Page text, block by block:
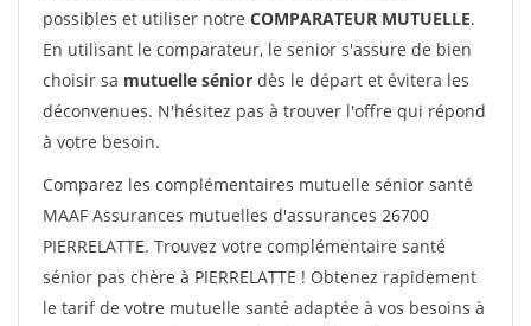
possibles et utiliser notre COMPARATEUR MUTUELLE.
En utilisant le comparateur, le senior s'assure de bien
choisir sa mutuelle sénior dès le départ et évitera les
déconvenues. N'hésitez pas à trouver l'offre qui répond
à votre besoin.
Comparez les complémentaires mutuelle sénior santé
MAAF Assurances mutuelles d'assurances 26700
PIERRELATTE. Trouvez votre complémentaire santé
sénior pas chère à PIERRELATTE ! Obtenez rapidement
le tarif de votre mutuelle santé adaptée à vos besoins à